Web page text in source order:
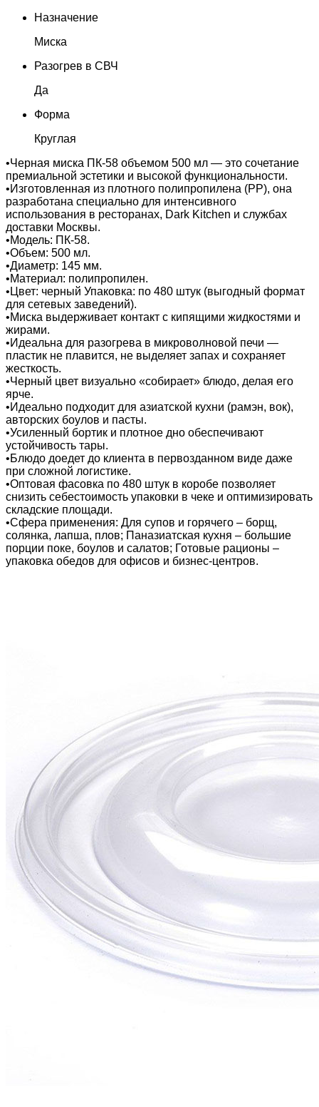
Назначение
Миска
Разогрев в СВЧ
Да
Форма
Круглая
•Черная миска ПК-58 объемом 500 мл — это сочетание
премиальной эстетики и высокой функциональности.
•Изготовленная из плотного полипропилена (PP), она
разработана специально для интенсивного
использования в ресторанах, Dark Kitchen и службах
доставки Москвы.
•Модель: ПК-58.
•Объем: 500 мл.
•Диаметр: 145 мм.
•Материал: полипропилен.
•Цвет: черный Упаковка: по 480 штук (выгодный формат
для сетевых заведений).
•Миска выдерживает контакт с кипящими жидкостями и
жирами.
•Идеальна для разогрева в микроволновой печи —
пластик не плавится, не выделяет запах и сохраняет
жесткость.
•Черный цвет визуально «собирает» блюдо, делая его
ярче.
•Идеально подходит для азиатской кухни (рамэн, вок),
авторских боулов и пасты.
•Усиленный бортик и плотное дно обеспечивают
устойчивость тары.
•Блюдо доедет до клиента в первозданном виде даже
при сложной логистике.
•Оптовая фасовка по 480 штук в коробе позволяет
снизить себестоимость упаковки в чеке и оптимизировать
складские площади.
•Сфера применения: Для супов и горячего – борщ,
солянка, лапша, плов; Паназиатская кухня – большие
порции поке, боулов и салатов; Готовые рационы –
упаковка обедов для офисов и бизнес-центров.